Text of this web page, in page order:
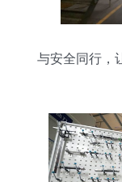
与安全同行，